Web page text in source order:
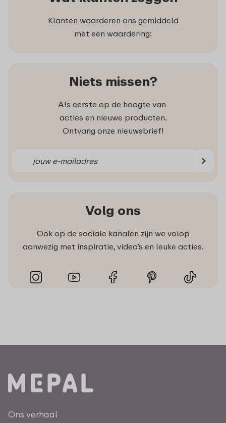
Klanten waarderen ons gemiddeld
met een waardering:
Niets missen?
Als eerste op de hoogte van
acties en nieuwe producten.
Ontvang onze nieuwsbrief!
Volg ons
Ook op de sociale kanalen zijn we volop
aanwezig met inspiratie, video’s en leuke acties.
Ons verhaal